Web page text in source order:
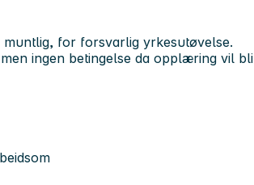
for forsvarlig yrkesutøvelse.
ingen betingelse da opplæring vil bli